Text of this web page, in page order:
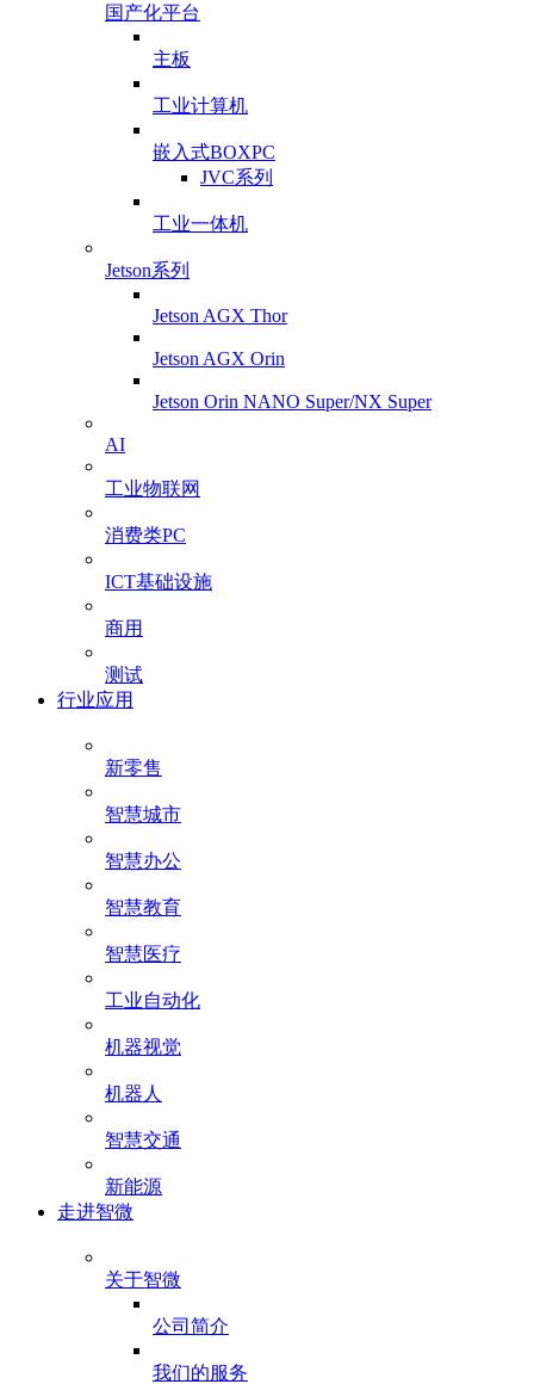
国产化平台
主板
工业计算机
嵌入式BOXPC
JVC系列
工业一体机
Jetson系列
Jetson AGX Thor
Jetson AGX Orin
Jetson Orin NANO Super/NX Super
AI
工业物联网
消费类PC
ICT基础设施
商用
测试
行业应用
新零售
智慧城市
智慧办公
智慧教育
智慧医疗
工业自动化
机器视觉
机器人
智慧交通
新能源
走进智微
关于智微
公司简介
我们的服务